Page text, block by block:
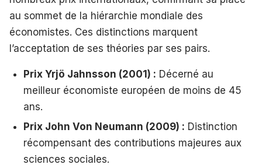
au sommet de la hiérarchie mondiale des
économistes. Ces distinctions marquent
l’acceptation de ses théories par ses pairs.
Prix Yrjö Jahnsson (2001) : Décerné au
meilleur économiste européen de moins de 45
ans.
Prix John Von Neumann (2009) : Distinction
récompensant des contributions majeures aux
sciences sociales.